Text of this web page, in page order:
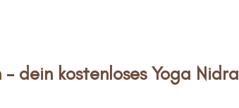
dein kostenloses Yoga Nidra